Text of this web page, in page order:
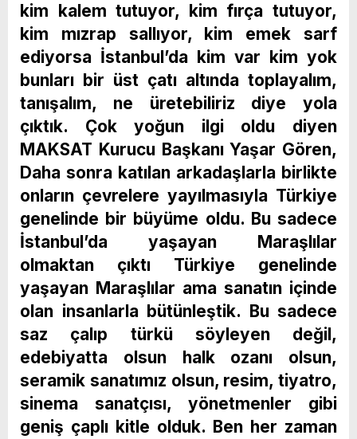
kim kalem tutuyor, kim fırça tutuyor,
kim mızrap sallıyor, kim emek sarf
ediyorsa İstanbul’da kim var kim yok
bunları bir üst çatı altında toplayalım,
tanışalım, ne üretebiliriz diye yola
çıktık. Çok yoğun ilgi oldu diyen
MAKSAT Kurucu Başkanı Yaşar Gören,
Daha sonra katılan arkadaşlarla birlikte
onların çevrelere yayılmasıyla Türkiye
genelinde bir büyüme oldu. Bu sadece
İstanbul’da yaşayan Maraşlılar
olmaktan çıktı Türkiye genelinde
yaşayan Maraşlılar ama sanatın içinde
olan insanlarla bütünleştik. Bu sadece
saz çalıp türkü söyleyen değil,
edebiyatta olsun halk ozanı olsun,
seramik sanatımız olsun, resim, tiyatro,
sinema sanatçısı, yönetmenler gibi
geniş çaplı kitle olduk. Ben her zaman